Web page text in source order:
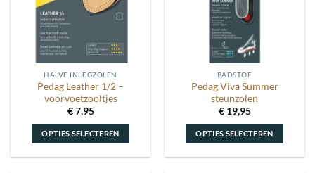
HALVE INLEGZOLEN
Pedag Leather 1/2 –
voorvoetzooltjes
€7,95
OPTIES SELECTEREN
BADSTOF
Pedag Viva Summer
steunzolen
€19,95
OPTIES SELECTEREN